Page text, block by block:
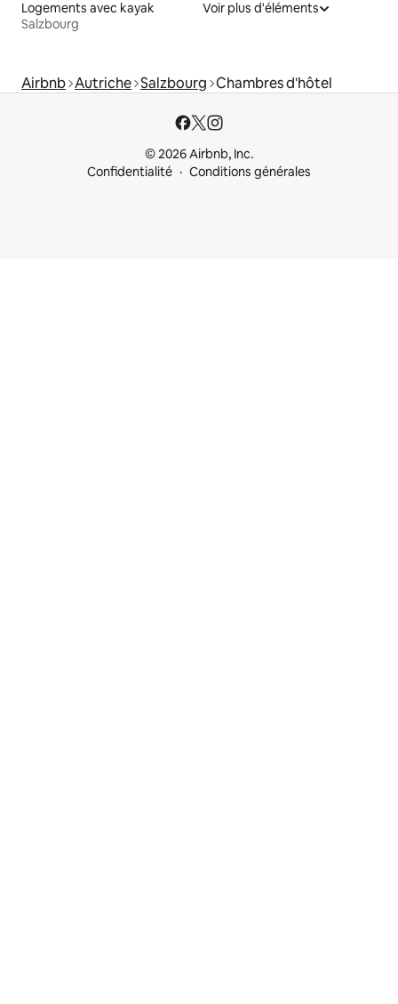
Logements avec kayak
Salzbourg
Voir plus d'éléments
Airbnb Autriche Salzbourg Chambres d'hôtel
© 2026 Airbnb, Inc.
Confidentialité
Conditions générales